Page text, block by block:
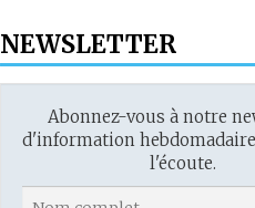
NEWSLETTER
Abonnez-vous à notre
d'information
l'écoute.